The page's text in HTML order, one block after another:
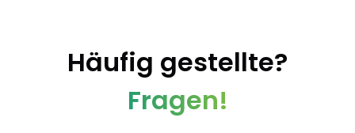
Häufig gestellte?
Fragen!